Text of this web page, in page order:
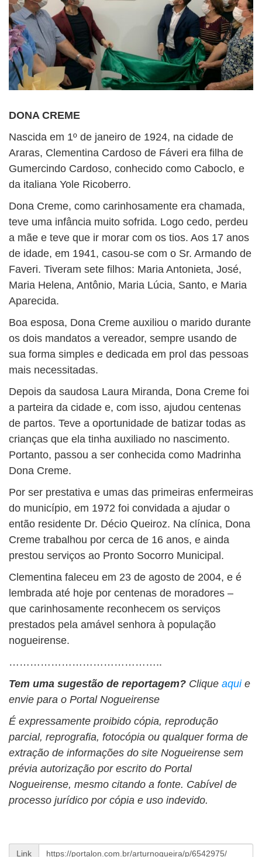
DONA CREME
Nascida em 1º de janeiro de 1924, na cidade de
Araras, Clementina Cardoso de Fáveri era filha de
Gumercindo Cardoso, conhecido como Caboclo, e
da italiana Yole Ricoberro.
Dona Creme, como carinhosamente era chamada,
teve uma infância muito sofrida. Logo cedo, perdeu
a mãe e teve que ir morar com os tios. Aos 17 anos
de idade, em 1941, casou-se com o Sr. Armando de
Faveri. Tiveram sete filhos: Maria Antonieta, José,
Maria Helena, Antônio, Maria Lúcia, Santo, e Maria
Aparecida.
Boa esposa, Dona Creme auxiliou o marido durante
os dois mandatos a vereador, sempre usando de
sua forma simples e dedicada em prol das pessoas
mais necessitadas.
Depois da saudosa Laura Miranda, Dona Creme foi
a parteira da cidade e, com isso, ajudou centenas
de partos. Teve a oportunidade de batizar todas as
crianças que ela tinha auxiliado no nascimento.
Portanto, passou a ser conhecida como Madrinha
Dona Creme.
Por ser prestativa e umas das primeiras enfermeiras
do município, em 1972 foi convidada a ajudar o
então residente Dr. Décio Queiroz. Na clínica, Dona
Creme trabalhou por cerca de 16 anos, e ainda
prestou serviços ao Pronto Socorro Municipal.
Clementina faleceu em 23 de agosto de 2004, e é
lembrada até hoje por centenas de moradores –
que carinhosamente reconhecem os serviços
prestados pela amável senhora à população
nogueirense.
……………………………………..
Tem uma sugestão de reportagem? Clique aqui e
envie para o Portal Nogueirense
É expressamente proibido cópia, reprodução
parcial, reprografia, fotocópia ou qualquer forma de
extração de informações do site Nogueirense sem
prévia autorização por escrito do Portal
Nogueirense, mesmo citando a fonte. Cabível de
processo jurídico por cópia e uso indevido.
Link